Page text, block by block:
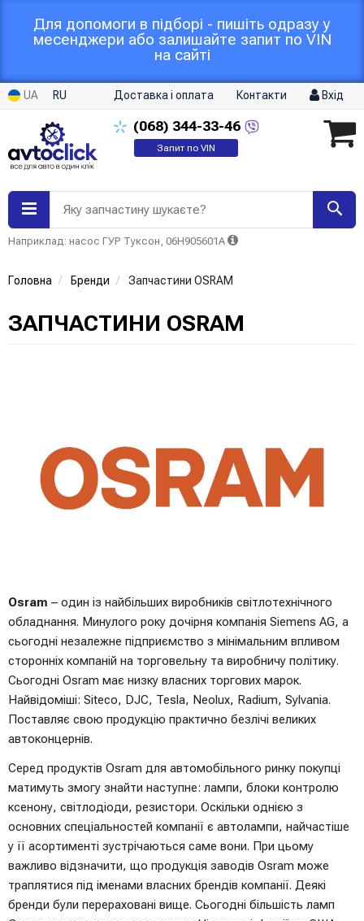
Для допомоги в підборі - пишіть одразу у
месенджери або залишайте запит по VIN
на сайті
UA RU Доставка і оплата Контакти Вхід
(068) 344-33-46
Запит по VIN
Яку запчастину шукаєте?
Наприклад: насос ГУР Туксон, 06H905601A
Головна Бренди Запчастини OSRAM
ЗАПЧАСТИНИ OSRAM
Osram – один із найбільших виробників світлотехнічного
обладнання. Минулого року дочірня компанія Siemens AG, а
сьогодні незалежне підприємство з мінімальним впливом
сторонніх компаній на торговельну та виробничу політику.
Сьогодні Osram має низку власних торгових марок.
Найвідоміші: Siteco, DJC, Tesla, Neolux, Radium, Sylvania.
Поставляє свою продукцію практично безлічі великих
автоконцернів.
Серед продуктів Osram для автомобільного ринку покупці
матимуть змогу знайти наступне: лампи, блоки контролю
ксенону, світлодіоди, резистори. Оскільки однією з
основних спеціальностей компанії є автолампи, найчастіше
у її асортименті зустрічаються саме вони. При цьому
важливо відзначити, що продукція заводів Osram може
траплятися під іменами власних брендів компанії. Деякі
бренди були перераховані вище. Сьогодні більшість ламп